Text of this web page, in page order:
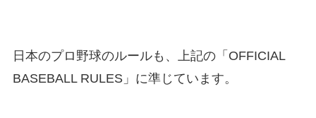
日本のプロ野球のルールも、上記の「OFFICIAL
BASEBALL RULES」に準じています。